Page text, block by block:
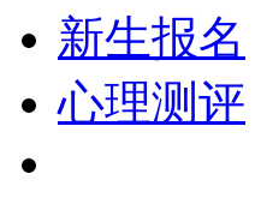
新生报名
心理测评